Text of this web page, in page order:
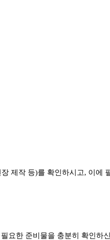
제작 등)를 확인하시고, 이에
요한 준비물을 충분히 확인하